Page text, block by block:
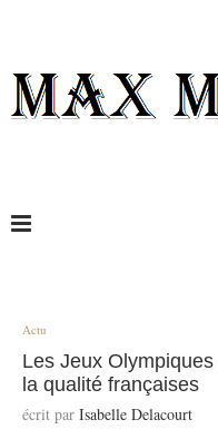
Actu
Les Jeux
la qualité françaises
écrit par Isabelle Delacourt